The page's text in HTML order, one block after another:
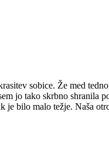
sobice. Že med
jo tako skrbno shranila
bilo malo težje. Naša